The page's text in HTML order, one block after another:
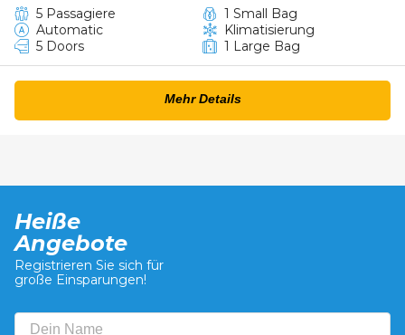
5 Passagiere
1 Small Bag
Automatic
Klimatisierung
5 Doors
1 Large Bag
Mehr Details
Heiße
Angebote
Registrieren Sie sich für
große Einsparungen!